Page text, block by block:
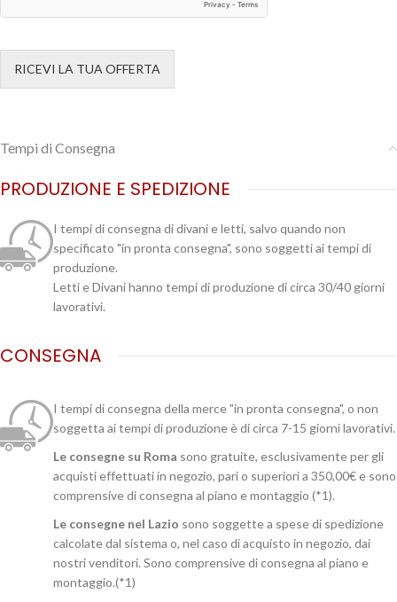
RICEVI LA TUA OFFERTA
Tempi di Consegna
PRODUZIONE E SPEDIZIONE
I tempi di consegna di divani e letti, salvo quando non
specificato "in pronta consegna", sono soggetti ai tempi di
produzione.
Letti e Divani hanno tempi di produzione di circa 30/40 giorni
lavorativi.
CONSEGNA
I tempi di consegna della merce "in pronta consegna", o non
soggetta ai tempi di produzione è di circa 7-15 giorni lavorativi.
Le consegne su Roma sono gratuite, esclusivamente per gli
acquisti effettuati in negozio, pari o superiori a 350,00€ e sono
comprensive di consegna al piano e montaggio (*1).
Le consegne nel Lazio sono soggette a spese di spedizione
calcolate dal sistema o, nel caso di acquisto in negozio, dai
nostri venditori. Sono comprensive di consegna al piano e
montaggio.(*1)